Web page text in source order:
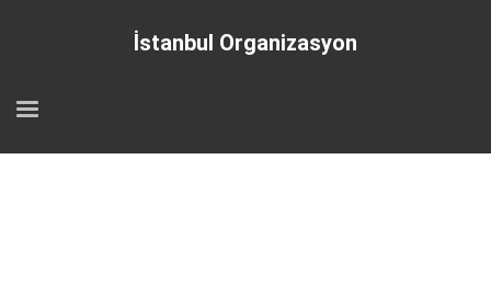
İstanbul Organizasyon